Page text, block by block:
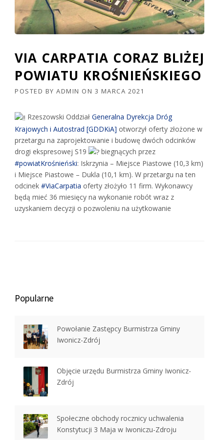
VIA CARPATIA CORAZ BLIŻEJ
POWIATU KROŚNIEŃSKIEGO
POSTED BY ADMIN ON 3 MARCA 2021
Rzeszowski Oddział Generalna Dyrekcja Dróg
Krajowych i Autostrad [GDDKiA] otworzył oferty złożone w
przetargu na zaprojektowanie i budowę dwóch odcinków
drogi ekspresowej S19
biegnących przez
#powiatKrośnieński: Iskrzynia – Miejsce Piastowe (10,3 km)
i Miejsce Piastowe – Dukla (10,1 km). W przetargu na ten
odcinek #ViaCarpatia oferty złożyło 11 firm. Wykonawcy
będą mieć 36 miesięcy na wykonanie robót wraz z
uzyskaniem decyzji o pozwoleniu na użytkowanie
Popularne
Powołanie Zastępcy Burmistrza Gminy
Iwonicz-Zdrój
Objęcie urzędu Burmistrza Gminy Iwonicz-
Zdrój
Społeczne obchody rocznicy uchwalenia
Konstytucji 3 Maja w Iwoniczu-Zdroju